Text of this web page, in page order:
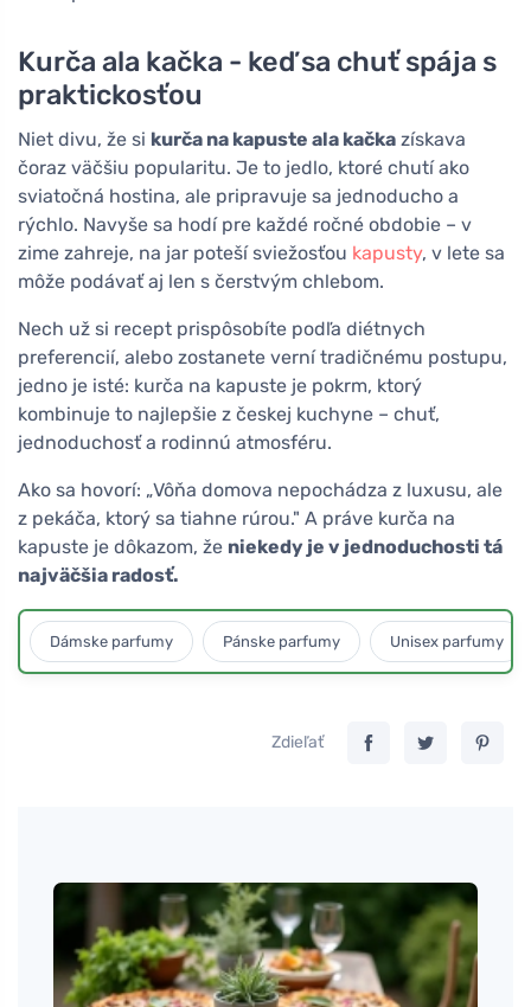
Kurča ala kačka - keď sa chuť spája s
praktickosťou
Niet divu, že si kurča na kapuste ala kačka získava
čoraz väčšiu popularitu. Je to jedlo, ktoré chutí ako
sviatočná hostina, ale pripravuje sa jednoducho a
rýchlo. Navyše sa hodí pre každé ročné obdobie – v
zime zahreje, na jar poteší sviežosťou kapusty, v lete sa
môže podávať aj len s čerstvým chlebom.
Nech už si recept prispôsobíte podľa diétnych
preferencií, alebo zostanete verní tradičnému postupu,
jedno je isté: kurča na kapuste je pokrm, ktorý
kombinuje to najlepšie z českej kuchyne – chuť,
jednoduchosť a rodinnú atmosféru.
Ako sa hovorí: „Vôňa domova nepochádza z luxusu, ale
z pekáča, ktorý sa tiahne rúrou." A práve kurča na
kapuste je dôkazom, že niekedy je v jednoduchosti tá
najväčšia radosť.
Dámske parfumy Pánske parfumy Unisex parfumy
Zdieľať